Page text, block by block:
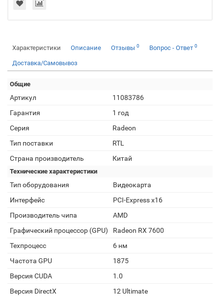
Характеристики Описание Отзывы 0 Вопрос - Ответ 0
Доставка/Самовывоз
Общие
Артикул
11083786
Гарантия
1 год
Серия
Radeon
Тип поставки
RTL
Страна производитель
Китай
Технические характеристики
Тип оборудования
Видеокарта
Интерфейс
PCI-Express x16
Производитель чипа
AMD
Графический процессор (GPU)
Radeon RX 7600
Техпроцесс
6 нм
Частота GPU
1875
Версия CUDA
1.0
Версия DirectX
12 Ultimate